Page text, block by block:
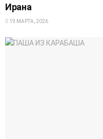
Ирана
19 МАРТА, 2026